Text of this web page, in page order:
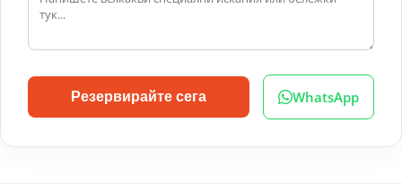
Резервирайте сега WhatsApp